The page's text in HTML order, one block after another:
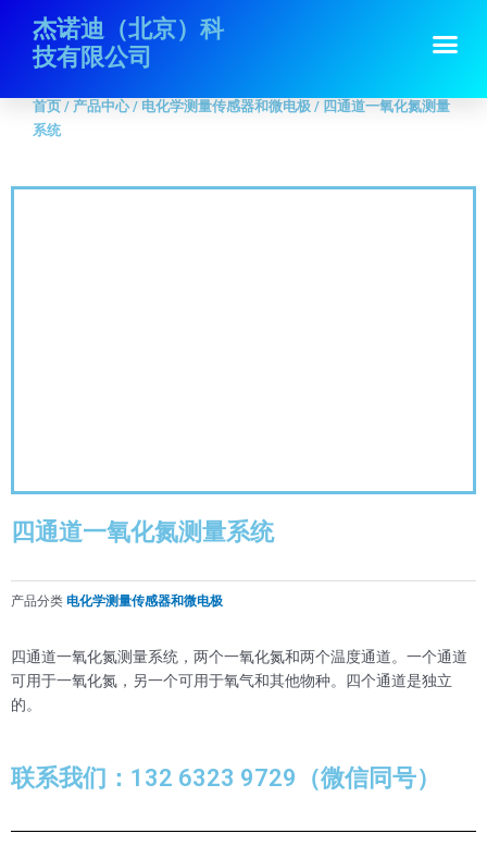
杰诺迪（北京）科
技有限公司
首页/产品中心 电化学测量传感器和微电极
首页 / 产品中心/ 电化学测量传感器和微电极 / 四通道一氧化氮测量
系统
四通道一氧化氮测量系统
产品分类 电化学测量传感器和微电极
四通道一氧化氮测量系统，两个一氧化氮和两个温度通道。一个通道
可用于一氧化氮，另一个可用于氧气和其他物种。四个通道是独立
的。
联系我们：132 6323 9729（微信同号）